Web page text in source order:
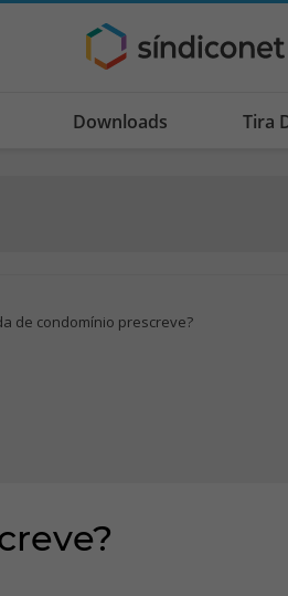
Downloads Tira
de condomínio prescreve?